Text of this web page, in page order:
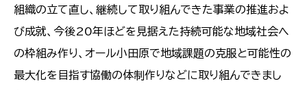
組織の立て直し、継続して取り組んできた事業の推進およ
び成就、今後20年ほどを見据えた持続可能な地域社会へ
の枠組み作り、オール小田原で地域課題の克服と可能性の
最大化を目指す協働の体制作りなどに取り組んできまし